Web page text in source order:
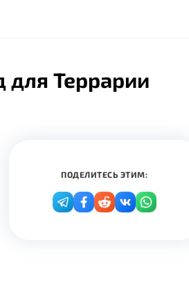
для Террарии
ПОДЕЛИТЕСЬ ЭТИМ: